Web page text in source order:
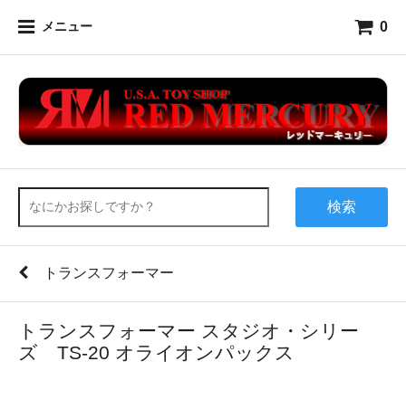
メニュー 0
検索
トランスフォーマー
トランスフォーマー スタジオ・シリー
ズ TS-20 オライオンパックス